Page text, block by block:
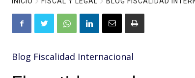
Blog Fiscalidad Internacional